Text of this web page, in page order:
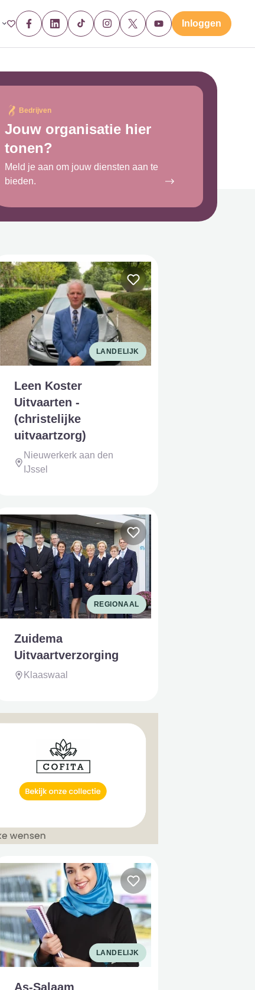
Inloggen
Bedrijven
Jouw organisatie hier
tonen?
Meld je aan om jouw diensten aan te
bieden.
LANDELIJK
Leen Koster
Uitvaarten -
(christelijke
uitvaartzorg)
Nieuwerkerk aan den
IJssel
REGIONAAL
Zuidema
Uitvaartverzorging
Klaaswaal
LANDELIJK
As-Salaam